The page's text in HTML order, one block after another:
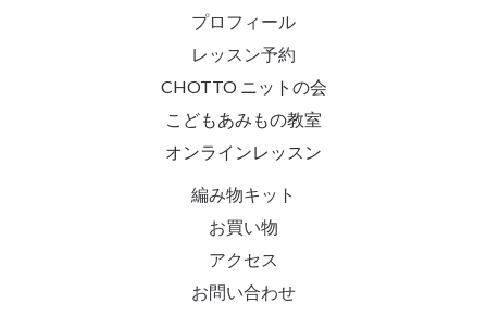
プロフィール
レッスン予約
CHOTTO ニットの会
こどもあみもの教室
オンラインレッスン
編み物キット
お買い物
アクセス
お問い合わせ